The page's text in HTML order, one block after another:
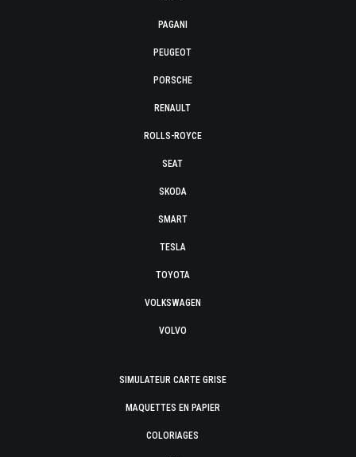
PAGANI
PEUGEOT
PORSCHE
RENAULT
ROLLS-ROYCE
SEAT
SKODA
SMART
TESLA
TOYOTA
VOLKSWAGEN
VOLVO
SIMULATEUR CARTE GRISE
MAQUETTES EN PAPIER
COLORIAGES